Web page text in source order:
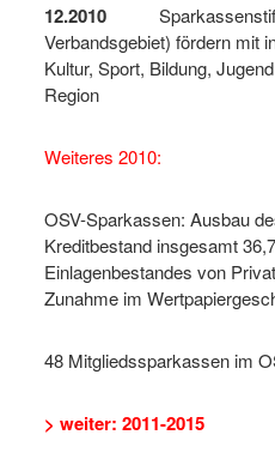
12.2010
Verbandsgebiet) fördern mit
Kultur, Sport, Bildung,
Region
Weiteres 2010:
OSV-Sparkassen: Ausbau
Kreditbestand insgesamt
Einlagenbestandes von
Zunahme im
48 Mitgliedssparkassen im
> weiter: 2011-2015